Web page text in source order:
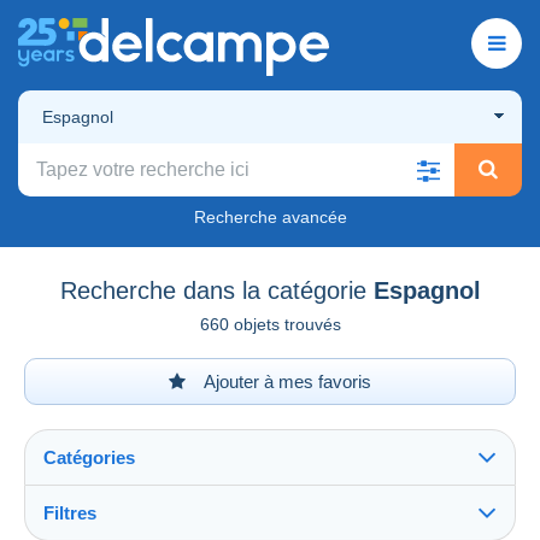
Espagnol
Recherche avancée
Recherche dans la catégorie Espagnol
660 objets trouvés
Ajouter à mes favoris
Catégories
Filtres